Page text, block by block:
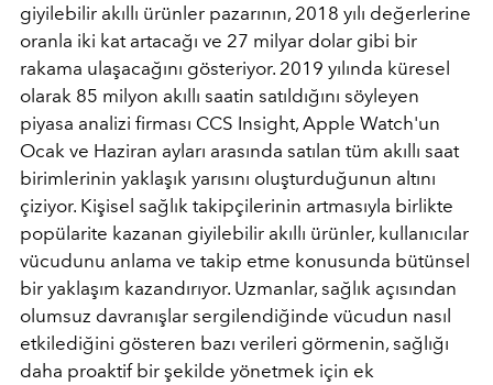
giyilebilir akıllı ürünler pazarının, 2018 yılı değerlerine
oranla iki kat artacağı ve 27 milyar dolar gibi bir
rakama ulaşacağını gösteriyor. 2019 yılında küresel
olarak 85 milyon akıllı saatin satıldığını söyleyen
piyasa analizi firması CCS Insight, Apple Watch'un
Ocak ve Haziran ayları arasında satılan tüm akıllı saat
birimlerinin yaklaşık yarısını oluşturduğunun altını
çiziyor. Kişisel sağlık takipçilerinin artmasıyla birlikte
popülarite kazanan giyilebilir akıllı ürünler, kullanıcılar
vücudunu anlama ve takip etme konusunda bütünsel
bir yaklaşım kazandırıyor. Uzmanlar, sağlık açısından
olumsuz davranışlar sergilendiğinde vücudun nasıl
etkilediğini gösteren bazı verileri görmenin, sağlığı
daha proaktif bir şekilde yönetmek için ek